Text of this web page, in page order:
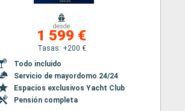
desde
1 599 €
Tasas: +200 €
Todo incluido
Servicio de mayordomo 24/24
Espacios exclusivos Yacht Club
Pensión completa